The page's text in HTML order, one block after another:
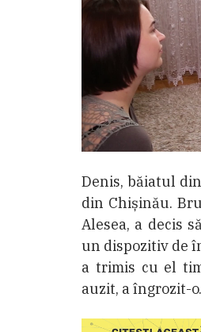
Denis, băiatul
din Chișinău.
Alesea, a decis
un dispozitiv de
a trimis cu el
auzit, a îngrozit-o.